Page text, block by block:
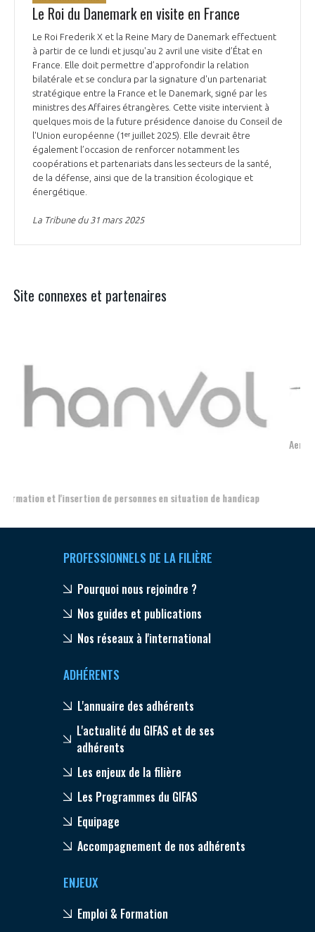
Le Roi du Danemark en visite en France
Le Roi Frederik X et la Reine Mary de Danemark effectuent
à partir de ce lundi et jusqu'au 2 avril une visite d’État en
France. Elle doit permettre d’approfondir la relation
bilatérale et se conclura par la signature d'un partenariat
stratégique entre la France et le Danemark, signé par les
ministres des Affaires étrangères. Cette visite intervient à
quelques mois de la future présidence danoise du Conseil de
l'Union européenne (1ᵉʳ juillet 2025). Elle devrait être
également l’occasion de renforcer notamment les
coopérations et partenariats dans les secteurs de la santé,
de la défense, ainsi que de la transition écologique et
énergétique.
La Tribune du 31 mars 2025
Site connexes et partenaires
PROFESSIONNELS DE LA FILIÈRE
Pourquoi nous rejoindre ?
Nos guides et publications
Nos réseaux à l'international
ADHÉRENTS
L'annuaire des adhérents
L'actualité du GIFAS et de ses
adhérents
Les enjeux de la filière
Les Programmes du GIFAS
Equipage
Accompagnement de nos adhérents
ENJEUX
Emploi & Formation